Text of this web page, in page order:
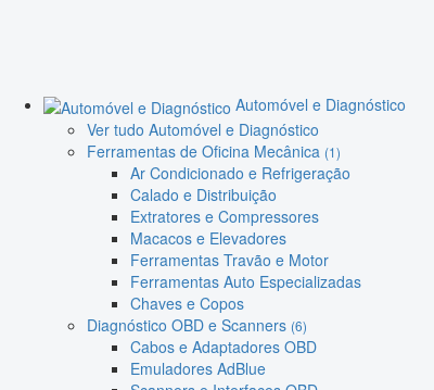
Automóvel e Diagnóstico
Ver tudo Automóvel e Diagnóstico
Ferramentas de Oficina Mecânica (1)
Ar Condicionado e Refrigeração
Calado e Distribuição
Extratores e Compressores
Macacos e Elevadores
Ferramentas Travão e Motor
Ferramentas Auto Especializadas
Chaves e Copos
Diagnóstico OBD e Scanners (6)
Cabos e Adaptadores OBD
Emuladores AdBlue